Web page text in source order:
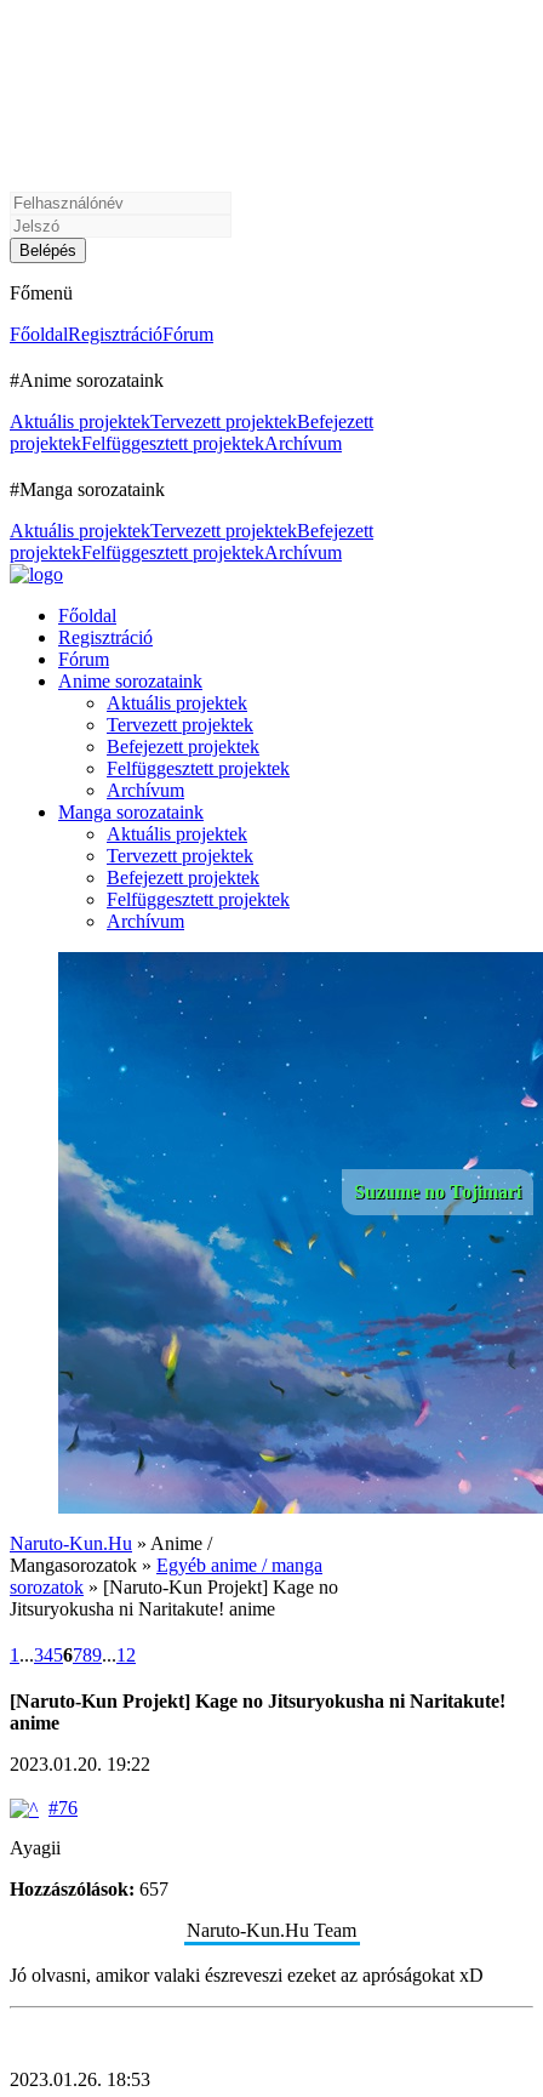
Főmenü
FőoldalRegisztrációFórum
#Anime sorozataink
Aktuális projektekTervezett projektekBefejezett
projektekFelfüggesztett projektekArchívum
#Manga sorozataink
Aktuális projektekTervezett projektekBefejezett
projektekFelfüggesztett projektekArchívum
Főoldal
Regisztráció
Fórum
Anime sorozataink
Aktuális projektek
Tervezett projektek
Befejezett projektek
Felfüggesztett projektek
Archívum
Manga sorozataink
Aktuális projektek
Tervezett projektek
Befejezett projektek
Felfüggesztett projektek
Archívum
Suzume no Tojimari
Naruto-Kun.Hu » Anime /
Mangasorozatok » Egyéb anime / manga
sorozatok » [Naruto-Kun Projekt] Kage no
Jitsuryokusha ni Naritakute! anime
1 ...3456789...12
[Naruto-Kun Projekt] Kage no Jitsuryokusha ni Naritakute!
anime
2023.01.20. 19:22
#76
Ayagii
Hozzászólások: 657
Naruto-Kun.Hu Team
Jó olvasni, amikor valaki észreveszi ezeket az apróságokat xD
2023.01.26. 18:53